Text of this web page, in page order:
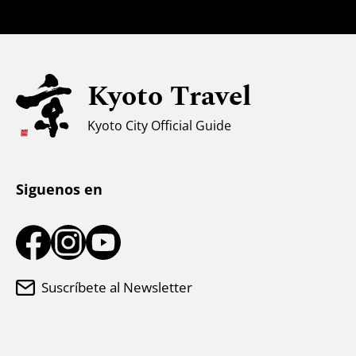
Apoyo a los musulmanes
Clima y ropa
Kyoto Travel
Kyoto City Official Guide
Siguenos en
Suscríbete al Newsletter